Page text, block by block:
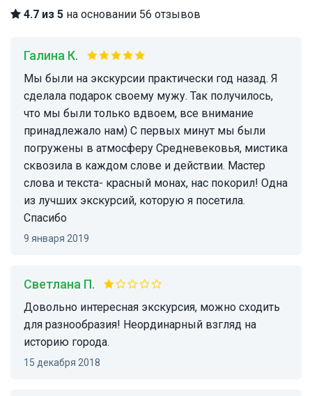
4.7 из 5 на основании 56 отзывов
Галина К.
Мы были на экскурсии практически год назад. Я
сделала подарок своему мужу. Так получилось,
что мы были только вдвоем, все внимание
принадлежало нам) С первых минут мы были
погружены в атмосферу Средневековья, мистика
сквозила в каждом слове и действии. Мастер
слова и текста- красный монах, нас покорил! Одна
из лучших экскурсий, которую я посетила.
Спасибо
9 января 2019
Светлана П.
Довольно интересная экскурсия, можно сходить
для разнообразия! Неординарный взгляд на
историю города.
15 декабря 2018